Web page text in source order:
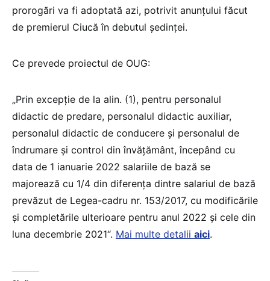
prorogări va fi adoptată azi, potrivit anunțului făcut
de premierul Ciucă în debutul ședinței.
Ce prevede proiectul de OUG:
„Prin excepție de la alin. (1), pentru personalul
didactic de predare, personalul didactic auxiliar,
personalul didactic de conducere şi personalul de
îndrumare şi control din învăţământ, începând cu
data de 1 ianuarie 2022 salariile de bază se
majorează cu 1/4 din diferenţa dintre salariul de bază
prevăzut de Legea-cadru nr. 153/2017, cu modificările
și completările ulterioare pentru anul 2022 şi cele din
luna decembrie 2021“. Mai multe detalii aici.